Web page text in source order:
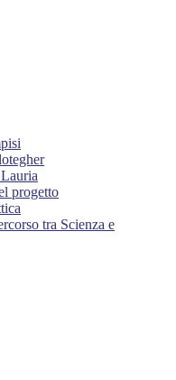
progetto
tra Scienza e